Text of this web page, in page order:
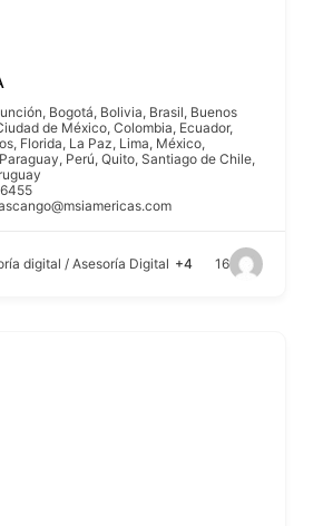
, Bogotá, Bolivia, Brasil, Buenos
de México,Colombia, Ecuador,
, Florida, La Paz, Lima, México,
Paraguay, Perú,Quito, Santiago de Chile,
digital / Asesoría Digital +4 16